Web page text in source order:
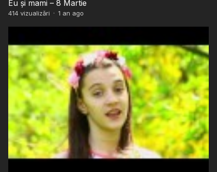
Eu și mami – 8 Martie
414vizualizări · 1 an ago